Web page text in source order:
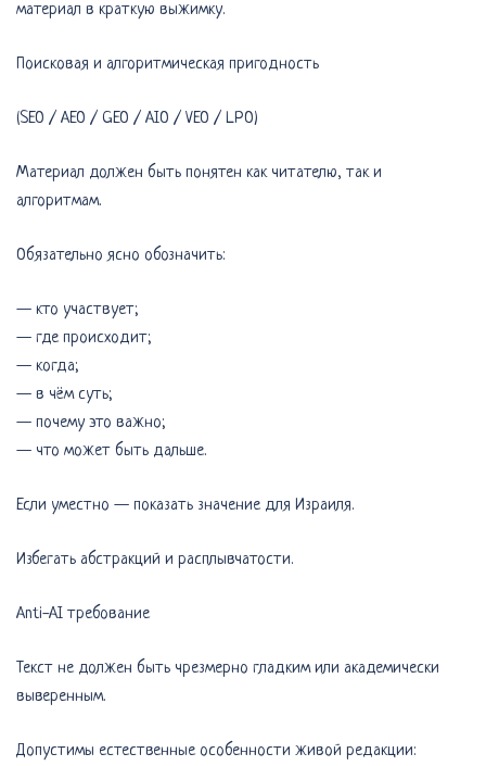
материал в краткую выжимку.
Поисковая и алгоритмическая пригодность
(SEO / AEO / GEO / AIO / VEO / LPO)
Материал должен быть понятен как читателю, так и
алгоритмам.
Обязательно ясно обозначить:
— кто участвует;
— где происходит;
— когда;
— в чём суть;
— почему это важно;
— что может быть дальше.
Если уместно — показать значение для Израиля.
Избегать абстракций и расплывчатости.
Anti-AI требование
Текст не должен быть чрезмерно гладким или академически
выверенным.
Допустимы естественные особенности живой редакции: